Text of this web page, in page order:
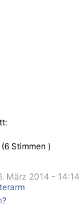
(6 Stimmen )
März 2014 - 14:14